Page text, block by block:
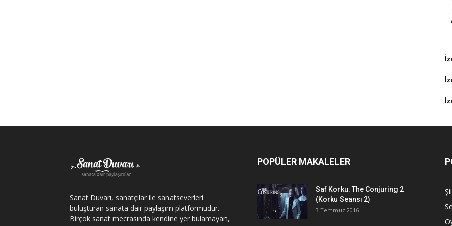
Sanat Duvarı, sanatçılar ile sanatseverleri
buluşturan sanata dair paylaşım platformudur.
Birçok sanat mecrasında kendine yer bulamayan,
POPÜLER MAKALELER
Saf Korku: The Conjuring 2
(Korku Seansı 2)
3 Temmuz 2016